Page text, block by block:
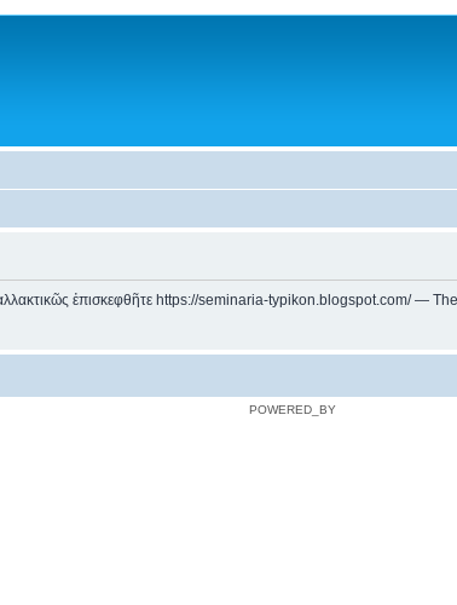
ἐπισκεφθῆτε https://seminaria-typikon.blogspot.com/
POWERED_BY